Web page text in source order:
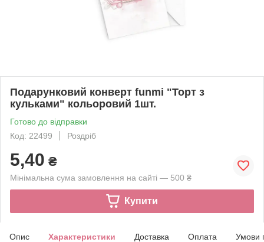
Подарунковий конверт funmi "Торт з
кульками" кольоровий 1шт.
Готово до відправки
Код: 22499
Роздріб
5,40 ₴
Мінімальна сума замовлення на сайті — 500 ₴
Купити
Опис Характеристики Доставка Оплата Умови